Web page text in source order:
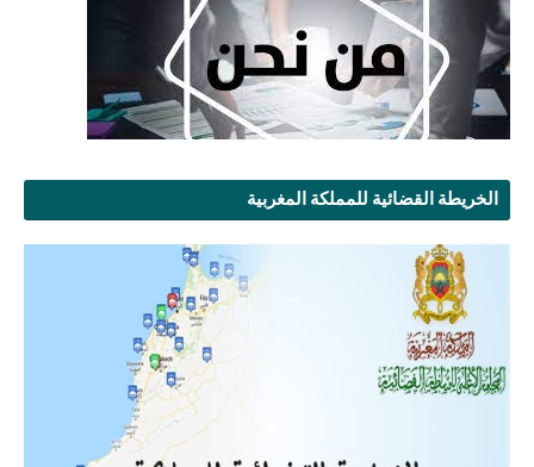
الخريطة القضائية للمملكة المغربية